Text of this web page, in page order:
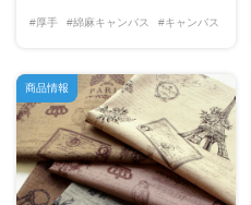
#厚手 #綿麻キャンバス #キャンバス
商品情報